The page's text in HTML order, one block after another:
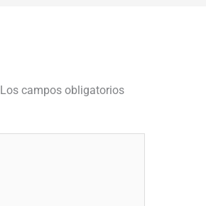
Los campos obligatorios